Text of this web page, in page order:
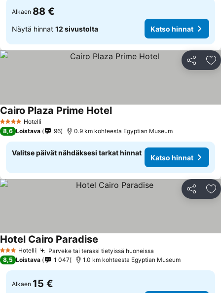
Alkaen 88 €
Näytä hinnat 12 sivustolta Katso hinnat
Jaa
4 Tähtiluokitus
Hotelli
Cairo Plaza Prime Hotel
8,6 Loistava 96 0.9 km kohteesta Egyptian Museum
Valitse päivät nähdäksesi tarkat hinnat
Katso hinnat
Jaa
3 Tähtiluokitus
Hotelli Parveke tai terassi tietyissä huoneissa
Hotel Cairo Paradise
8,5 Loistava 1 047 1.0 km kohteesta Egyptian Museum
Alkaen 15 €